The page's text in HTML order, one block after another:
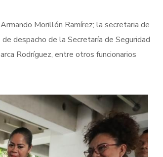
Morillón Ramírez; la secretaria de
despacho de la Secretaría de Seguridad
Rodríguez, entre otros funcionarios